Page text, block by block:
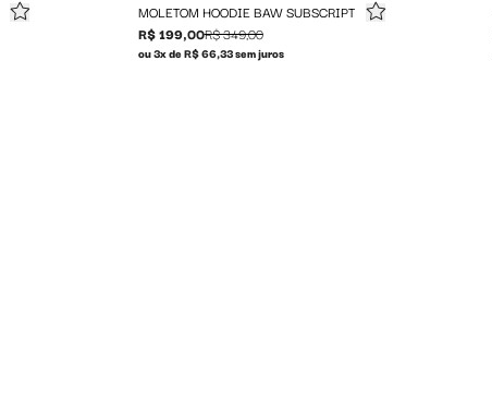
MOLETOM HOODIE BAW SUBSCRIPT
R$ 199,00R$ 349,00
ou 3x de R$ 66,33 sem juros